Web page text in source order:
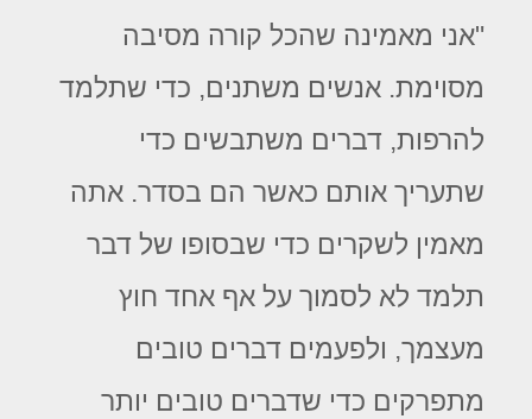
"אני מאמינה שהכל קורה מסיבה
מסוימת. אנשים משתנים, כדי שתלמד
להרפות, דברים משתבשים כדי
שתעריך אותם כאשר הם בסדר. אתה
מאמין לשקרים כדי שבסופו של דבר
תלמד לא לסמוך על אף אחד חוץ
מעצמך, ולפעמים דברים טובים
מתפרקים כדי שדברים טובים יותר